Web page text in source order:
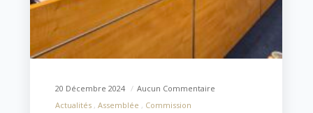
20 Décembre 2024
Aucun Commentaire
Actualités
Assemblée Commission